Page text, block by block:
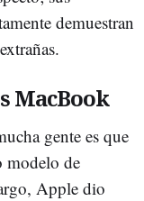
demuestran
MacBook
gente es que
modelo de
Apple dio